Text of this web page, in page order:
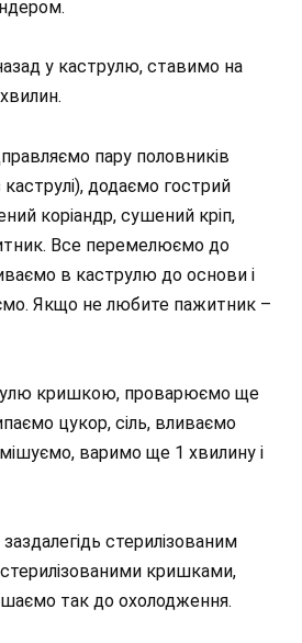
у каструлю, ставимо на
пару половників
додаємо гострий
коріандр, сушений кріп,
Все перемелюємо до
в каструлю до основи і
Якщо не любите пажитник –
кришкою, проварюємо ще
цукор, сіль, вливаємо
варимо ще 1 хвилину і
стерилізованим
кришками,
так до охолодження.